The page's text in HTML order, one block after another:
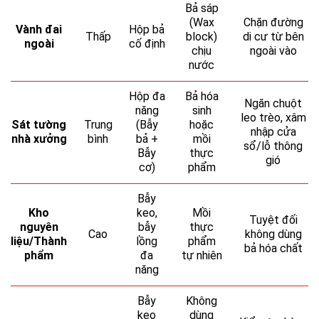
Vành đai
ngoài
Thấp
Hộp bả
cố định
Bả sáp
(Wax
block)
chịu
nước
Chặn đường
di cư từ bên
ngoài vào
Sát tường
nhà xưởng
Trung
bình
Hộp đa
năng
(Bẫy
bả +
Bẫy
cơ)
Bả hóa
sinh
hoặc
mồi
thực
phẩm
Ngăn chuột
leo trèo, xâm
nhập cửa
sổ/lỗ thông
gió
Kho
nguyên
liệu/Thành
phẩm
Cao
Bẫy
keo,
bẫy
lồng
đa
năng
Mồi
thực
phẩm
tự nhiên
Tuyệt đối
không dùng
bả hóa chất
Bẫy
keo
Không
dùng